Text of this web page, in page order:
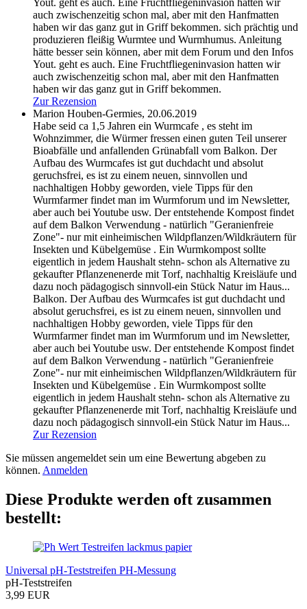
auch zwischenzeitig schon mal, aber mit den Hanfmatten
haben wir das ganz gut in Griff bekommen. sich prächtig und
produzieren fleißig Wurmtee und Wurmhumus. Anleitung
hätte besser sein können, aber mit dem Forum und den Infos
Yout. geht es auch. Eine Fruchtfliegeninvasion hatten wir
auch zwischenzeitig schon mal, aber mit den Hanfmatten
haben wir das ganz gut in Griff bekommen.
Zur Rezension
Marion Houben-Germies, 20.06.2019
Habe seid ca 1,5 Jahren ein Wurmcafe , es steht im
Wohnzimmer, die Würmer fressen einen guten Teil unserer
Bioabfälle und anfallenden Grünabfall vom Balkon. Der
Aufbau des Wurmcafes ist gut duchdacht und absolut
geruchsfrei, es ist zu einem neuen, sinnvollen und
nachhaltigen Hobby geworden, viele Tipps für den
Wurmfarmer findet man im Wurmforum und im Newsletter,
aber auch bei Youtube usw. Der entstehende Kompost findet
auf dem Balkon Verwendung - natürlich "Geranienfreie
Zone"- nur mit einheimischen Wildpflanzen/Wildkräutern für
Insekten und Kübelgemüse . Ein Wurmkompost sollte
eigentlich in jedem Haushalt stehn- schon als Alternative zu
gekaufter Pflanzenenerde mit Torf, nachhaltig Kreisläufe und
dazu noch pädagogisch sinnvoll-ein Stück Natur im Haus...
Balkon. Der Aufbau des Wurmcafes ist gut duchdacht und
absolut geruchsfrei, es ist zu einem neuen, sinnvollen und
nachhaltigen Hobby geworden, viele Tipps für den
Wurmfarmer findet man im Wurmforum und im Newsletter,
aber auch bei Youtube usw. Der entstehende Kompost findet
auf dem Balkon Verwendung - natürlich "Geranienfreie
Zone"- nur mit einheimischen Wildpflanzen/Wildkräutern für
Insekten und Kübelgemüse . Ein Wurmkompost sollte
eigentlich in jedem Haushalt stehn- schon als Alternative zu
gekaufter Pflanzenenerde mit Torf, nachhaltig Kreisläufe und
dazu noch pädagogisch sinnvoll-ein Stück Natur im Haus...
Zur Rezension
Sie müssen angemeldet sein um eine Bewertung abgeben zu
können. Anmelden
Diese Produkte werden oft zusammen
bestellt:
Universal pH-Teststreifen PH-Messung
pH-Teststreifen
3,99 EUR